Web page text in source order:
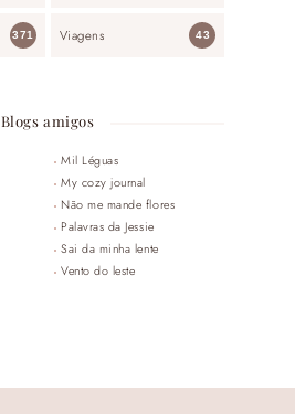
371 Viagens 43
Blogs amigos
Mil Léguas
My cozy journal
Não me mande flores
Palavras da Jessie
Sai da minha lente
Vento do leste